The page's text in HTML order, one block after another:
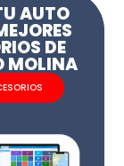
AUTO
DE
MOLINA